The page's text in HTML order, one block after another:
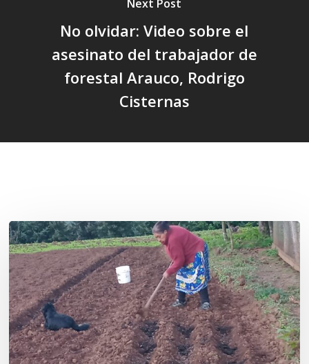
Next Post
No olvidar: Video sobre el
asesinato del trabajador de
forestal Arauco, Rodrigo
Cisternas
«La
privatización
de
las
semillas
constituye